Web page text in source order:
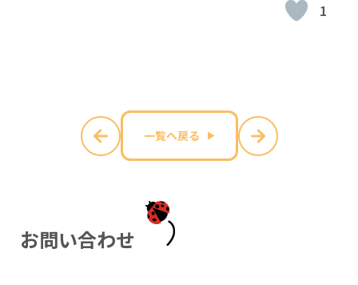
1
一覧へ戻る
お問い合わせ